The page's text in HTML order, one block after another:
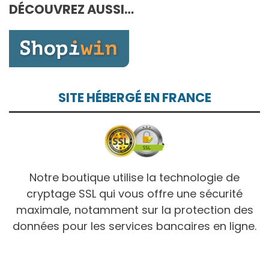
à
DÉCOUVREZ AUSSI…
SITE HÉBERGÉ EN FRANCE
Notre boutique utilise la technologie de
cryptage SSL qui vous offre une sécurité
maximale, notamment sur la protection des
données pour les services bancaires en ligne.